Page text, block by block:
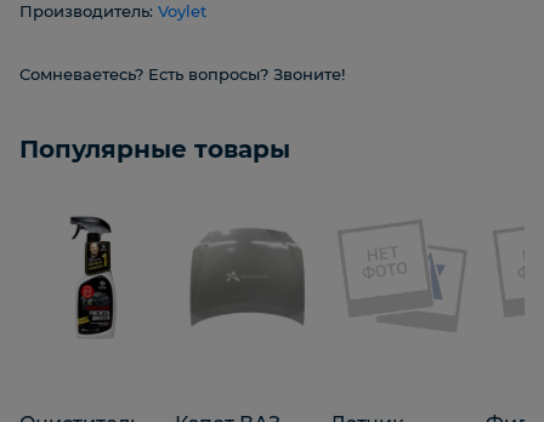
Производитель: Voylet
Сомневаетесь? Есть вопросы? Звоните!
Популярные товары